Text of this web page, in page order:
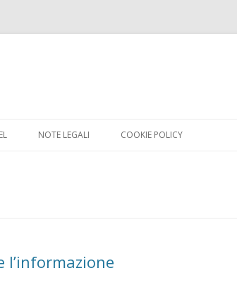
to
NOTE LEGALI COOKIE POLICY
l’informazione